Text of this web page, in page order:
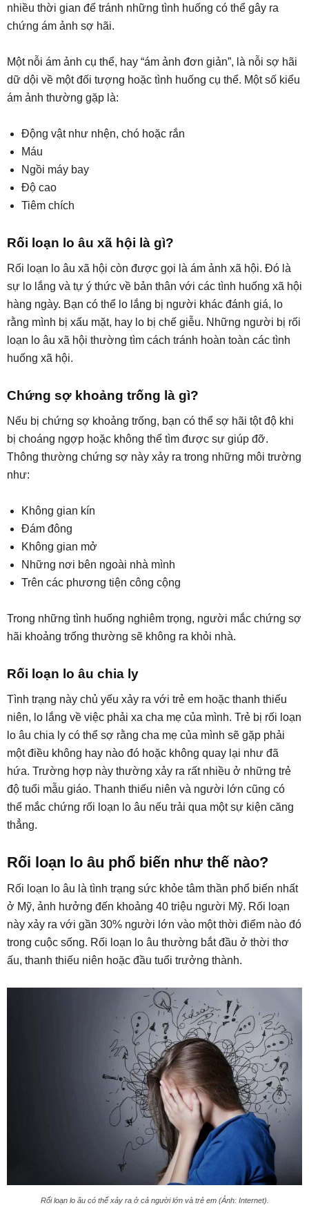
nhiều thời gian để tránh những tình huống có thể gây ra
chứng ám ảnh sợ hãi.
Một nỗi ám ảnh cụ thể, hay “ám ảnh đơn giản”, là nỗi sợ hãi
dữ dội về một đối tượng hoặc tình huống cụ thể. Một số kiểu
ám ảnh thường gặp là:
Động vật như nhện, chó hoặc rắn
Máu
Ngồi máy bay
Độ cao
Tiêm chích
Rối loạn lo âu xã hội là gì?
Rối loạn lo âu xã hội còn được gọi là ám ảnh xã hội. Đó là
sự lo lắng và tự ý thức về bản thân với các tình huống xã hội
hàng ngày. Bạn có thể lo lắng bị người khác đánh giá, lo
rằng mình bị xấu mặt, hay lo bị chế giễu. Những người bị rối
loạn lo âu xã hội thường tìm cách tránh hoàn toàn các tình
huống xã hội.
Chứng sợ khoảng trống là gì?
Nếu bị chứng sợ khoảng trống, bạn có thể sợ hãi tột độ khi
bị choáng ngợp hoặc không thể tìm được sự giúp đỡ.
Thông thường chứng sợ này xảy ra trong những môi trường
như:
Không gian kín
Đám đông
Không gian mở
Những nơi bên ngoài nhà mình
Trên các phương tiện công cộng
Trong những tình huống nghiêm trọng, người mắc chứng sợ
hãi khoảng trống thường sẽ không ra khỏi nhà.
Rối loạn lo âu chia ly
Tình trạng này chủ yếu xảy ra với trẻ em hoặc thanh thiếu
niên, lo lắng về việc phải xa cha mẹ của mình. Trẻ bị rối loạn
lo âu chia ly có thể sợ rằng cha mẹ của mình sẽ gặp phải
một điều không hay nào đó hoặc không quay lại như đã
hứa. Trường hợp này thường xảy ra rất nhiều ở những trẻ
độ tuổi mẫu giáo. Thanh thiếu niên và người lớn cũng có
thể mắc chứng rối loạn lo âu nếu trải qua một sự kiện căng
thẳng.
Rối loạn lo âu phổ biến như thế nào?
Rối loạn lo âu là tình trạng sức khỏe tâm thần phổ biến nhất
ở Mỹ, ảnh hưởng đến khoảng 40 triệu người Mỹ. Rối loạn
này xảy ra với gần 30% người lớn vào một thời điểm nào đó
trong cuộc sống. Rối loạn lo âu thường bắt đầu ở thời thơ
ấu, thanh thiếu niên hoặc đầu tuổi trưởng thành.
Rối loạn lo âu có thể xảy ra ở cả người lớn và trẻ em (Ảnh: Internet).